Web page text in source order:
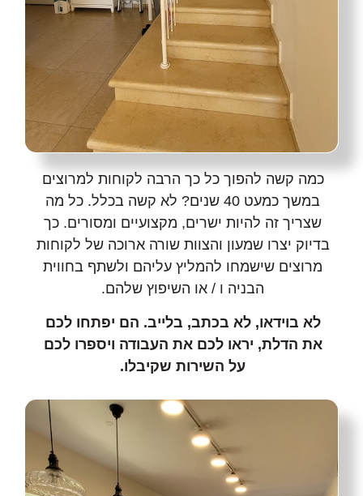
כמה קשה להפוך כל כך הרבה לקוחות למרוצים
במשך כמעט 40 שנים? לא קשה בכלל. כל מה
שצריך זה להיות ישרים, מקצועיים ומסורים. כך
בדיוק יצרו שמעון והצוות שורה ארוכה של לקוחות
מרוצים שישמחו להמליץ עליהם ולשתף בחווית
הבניה ו / או השיפוץ שלהם.
לא בוידאו, לא בכתב, בלייב. הם יפתחו לכם
את הדלת, יראו לכם את העבודה ויספרו לכם
על השירות שקיבלו.